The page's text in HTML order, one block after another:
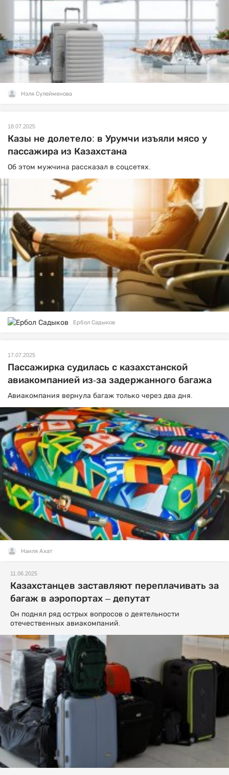
Нэля Сулейменова
18.07.2025
Казы не долетело: в Урумчи изъяли мясо у
пассажира из Казахстана
Об этом мужчина рассказал в соцсетях.
Ербол Садыков
17.07.2025
Пассажирка судилась с казахстанской
авиакомпанией из-за задержанного багажа
Авиакомпания вернула багаж только через два дня.
Наиля Ахат
11.06.2025
Казахстанцев заставляют переплачивать за
багаж в аэропортах – депутат
Он поднял ряд острых вопросов о деятельности
отечественных авиакомпаний.